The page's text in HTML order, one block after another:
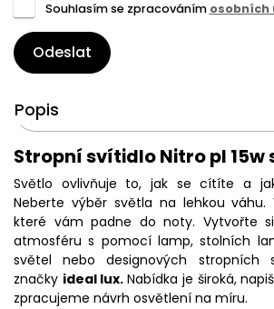
Souhlasím se zpracováním osobních
Odeslat
Popis
Stropní svítidlo Nitro pl 15w
Světlo ovlivňuje to, jak se cítíte a
Neberte výběr světla na lehkou váhu.
které vám padne do noty. Vytvořte
atmosféru s pomocí lamp, stolních
světel nebo designových stropních
značky ideal lux.Nabídka je široká,
zpracujeme návrh osvětlení na míru.